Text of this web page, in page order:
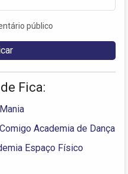
público
Fica:
Academia de Dança
Espaço Físico